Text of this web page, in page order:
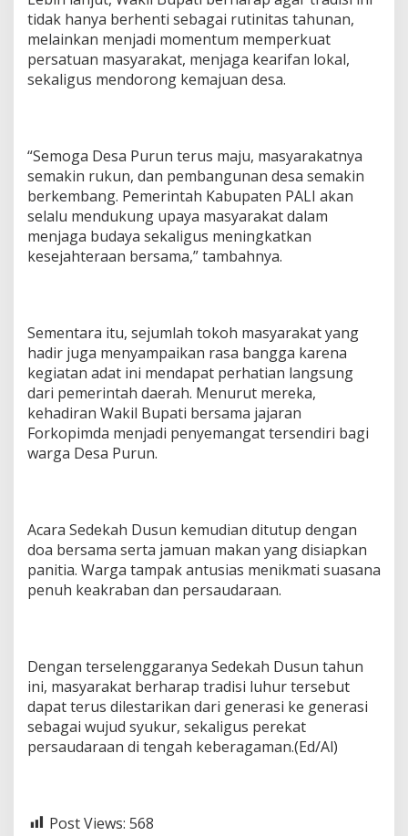
tidak hanya berhenti sebagai rutinitas tahunan,
melainkan menjadi momentum memperkuat
persatuan masyarakat, menjaga kearifan lokal,
sekaligus mendorong kemajuan desa.
‎“Semoga Desa Purun terus maju, masyarakatnya
semakin rukun, dan pembangunan desa semakin
berkembang. Pemerintah Kabupaten PALI akan
selalu mendukung upaya masyarakat dalam
menjaga budaya sekaligus meningkatkan
kesejahteraan bersama,” tambahnya.
‎Sementara itu, sejumlah tokoh masyarakat yang
hadir juga menyampaikan rasa bangga karena
kegiatan adat ini mendapat perhatian langsung
dari pemerintah daerah. Menurut mereka,
kehadiran Wakil Bupati bersama jajaran
Forkopimda menjadi penyemangat tersendiri bagi
warga Desa Purun.
‎Acara Sedekah Dusun kemudian ditutup dengan
doa bersama serta jamuan makan yang disiapkan
panitia. Warga tampak antusias menikmati suasana
penuh keakraban dan persaudaraan.
‎Dengan terselenggaranya Sedekah Dusun tahun
ini, masyarakat berharap tradisi luhur tersebut
dapat terus dilestarikan dari generasi ke generasi
sebagai wujud syukur, sekaligus perekat
persaudaraan di tengah keberagaman.(Ed/Al)
Post Views: 568